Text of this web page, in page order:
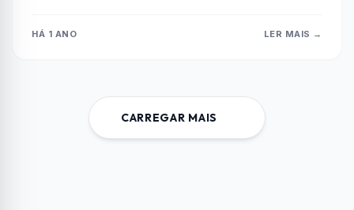
HÁ 1 ANO LER MAIS →
CARREGAR MAIS